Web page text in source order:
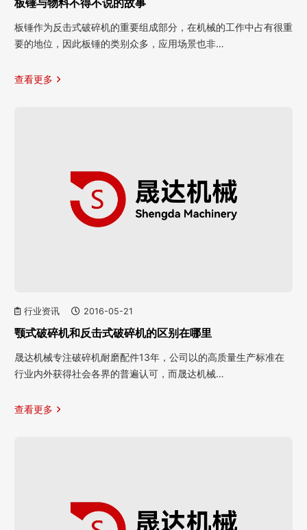
板锤与物料不得不说的故事
板锤作为反击式破碎机的重要组成部分，在机械的工作中占有很重
要的地位，因此板锤的类别众多，应用场景也非…
查看更多
行业资讯 2016-05-21
颚式破碎机和反击式破碎机的区别在哪里
晟达机械专注破碎机耐磨配件13年，公司以的高质量生产标准在
行业内外获得社会各界的普遍认可，而晟达机械…
查看更多